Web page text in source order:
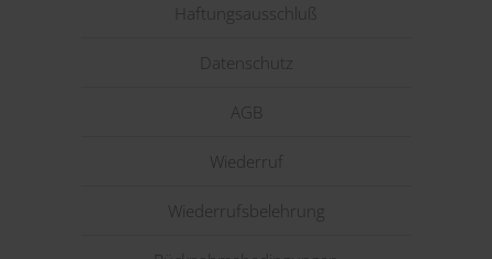
Haftungsausschluß
Datenschutz
AGB
Wiederruf
Wiederrufsbelehrung